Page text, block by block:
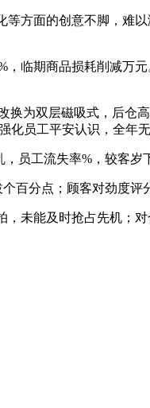
面的创意不脚，难
临期商品损耗削减万
为双层磁吸式，后仓
员工平安认识，全年
员工流失率%，较客岁
分点；顾客对劲度评
未能及时抢占先机；